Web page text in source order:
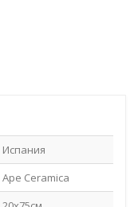
Испания
Ape Ceramica